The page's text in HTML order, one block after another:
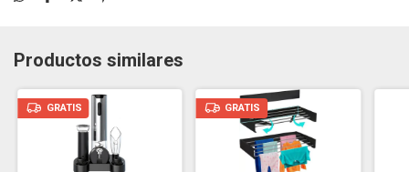
Productos similares
GRATIS GRATIS